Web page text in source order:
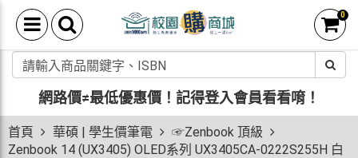
0
網路價≠最低優惠價！ 記得登入會員看看唷！
首頁 華碩 | 學生價筆電
☞Zenbook 頂級
Zenbook 14 (UX3405) OLED系列 UX3405CA-0222S255H 白